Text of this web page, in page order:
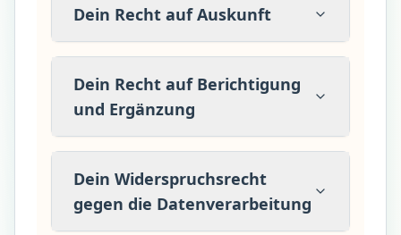
Dein Recht auf Auskunft
Dein Recht auf Berichtigung
und Ergänzung
Dein Widerspruchsrecht
gegen die Datenverarbeitung